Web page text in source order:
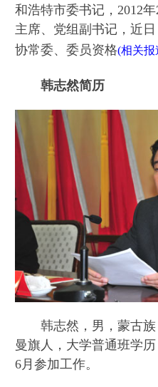
和浩特市委书记，2012
主席、党组副书记，近
协常委、委员资格(相关报
韩志然简历
韩志然，男，蒙古族
曼旗人，大学普通班学
6月参加工作。